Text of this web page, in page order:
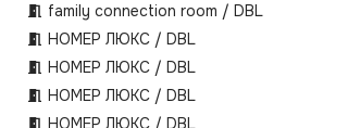
family connection room / DBL
НОМЕР ЛЮКС / DBL
НОМЕР ЛЮКС / DBL
НОМЕР ЛЮКС / DBL
НОМЕР ЛЮКС / DBL